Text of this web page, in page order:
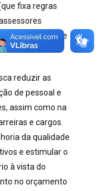
fixa regras
à nomeação de
reduzir as
de pessoal e
assim como na
e cargos.
da qualidade
e estimular o
à vista do
no orçamento